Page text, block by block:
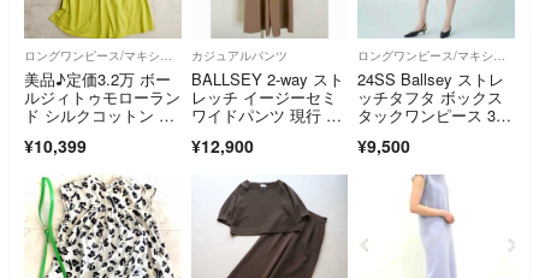
ロングワンピース/マキシワンピース
美品♪定価3.2万 ボー
ルジィトゥモローラン
ド シルクコットン ワ
¥10,399
カジュアルパンツ
BALLSEY 2-way スト
レッチ イージーセミ
ワイドパンツ 現行 ボ
¥12,900
ロングワンピース/マキシワンピース
24SS Ballsey ストレ
ッチタフタ ボックス
タックワンピース 3
¥9,500